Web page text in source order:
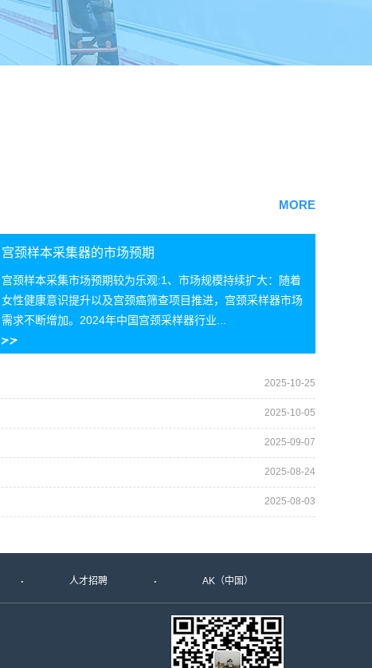
MORE
宫颈样本采集器的市场预期
宫颈样本采集市场预期较为乐观:1、市场规模持续扩大：随着
女性健康意识提升以及宫颈癌筛查项目推进，宫颈采样器市场
需求不断增加。2024年中国宫颈采样器行业...
2025-10-25
2025-10-05
2025-09-07
2025-08-24
2025-08-03
人才招聘 AK（中国）